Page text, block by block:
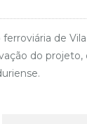
de
do